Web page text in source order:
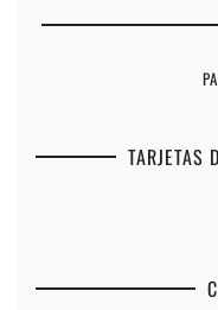
TARJETAS